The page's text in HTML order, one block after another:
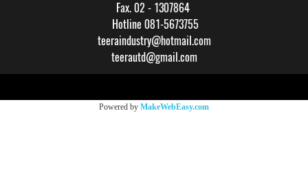
Fax. 02 - 1307864
Hotline 081-5673755
teeraindustry@hotmail.com
teerautd@gmail.com
Powered by MakeWebEasy.com